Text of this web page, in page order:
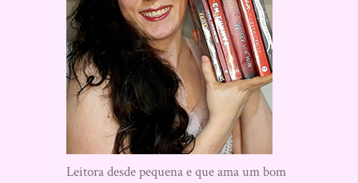
Leitora desde pequena e que ama um bom